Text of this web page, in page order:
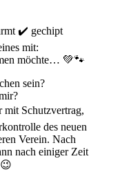
✔️ gechipt
mit:
möchte… 💚🐾
sein?
Schutzvertrag,
des neuen
Verein. Nach
nach einiger Zeit